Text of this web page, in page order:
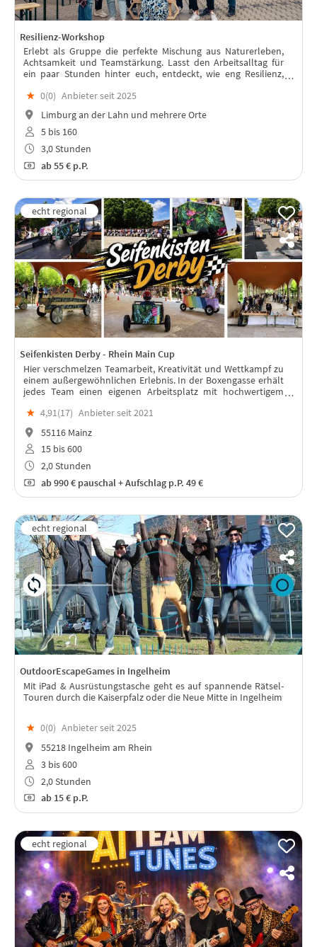
Resilienz-Workshop
Erlebt als Gruppe die perfekte Mischung aus Naturerleben,
Achtsamkeit und Teamstärkung. Lasst den Arbeitsalltag für
ein paar Stunden hinter euch, entdeckt, wie eng Resilienz,
zusammenhängen.
★ 0(0) Anbieter seit 2025
Limburg an der Lahn und mehrere Orte
5 bis 160
3,0 Stunden
ab55 € p.P.
Seifenkisten Derby - Rhein Main Cup
Hier verschmelzen Teamarbeit, Kreativität und Wettkampf zu
einem außergewöhnlichen Erlebnis. In der Boxengasse erhält
jedes Team einen eigenen Arbeitsplatz mit hochwertigem
★ 4,91(17) Anbieter seit 2021
55116 Mainz
15 bis 600
2,0 Stunden
ab990 € pauschal + Aufschlag p.P. 49 €
OutdoorEscapeGames in Ingelheim
Mit iPad & Ausrüstungstasche geht es auf spannende Rätsel-
Touren durch die Kaiserpfalz oder die Neue Mitte in Ingelheim
★ 0(0) Anbieter seit 2025
55218 Ingelheim am Rhein
3 bis 600
2,0 Stunden
ab15 € p.P.